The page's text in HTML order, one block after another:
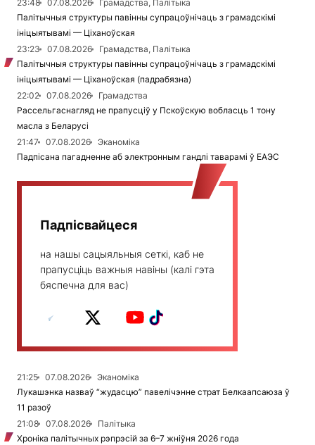
23:48 07.08.2026
Грамадства, Палітыка
Палітычныя структуры павінны супрацоўнічаць з грамадскімі
ініцыятывамі — Ціханоўская
23:23
07.08.2026
Грамадства, Палітыка
Палітычныя структуры павінны супрацоўнічаць з грамадскімі
ініцыятывамі — Ціханоўская (падрабязна)
22:02
07.08.2026
Грамадства
Рассельгаснагляд не прапусціў у Пскоўскую вобласць 1 тону
масла з Беларусі
21:47
07.08.2026
Эканоміка
Падпісана пагадненне аб электронным гандлі таварамі ў ЕАЭС
Падпісвайцеся
на нашы сацыяльныя сеткі, каб не
прапусціць важныя навіны (калі гэта
бяспечна для вас)
21:25 07.08.2026
Эканоміка
Лукашэнка назваў “жудасцю” павелічэнне страт Белкаапсаюза ў
11 разоў
21:08
07.08.2026
Палітыка
Хроніка палітычных рэпрэсій за 6–7 жніўня 2026 года